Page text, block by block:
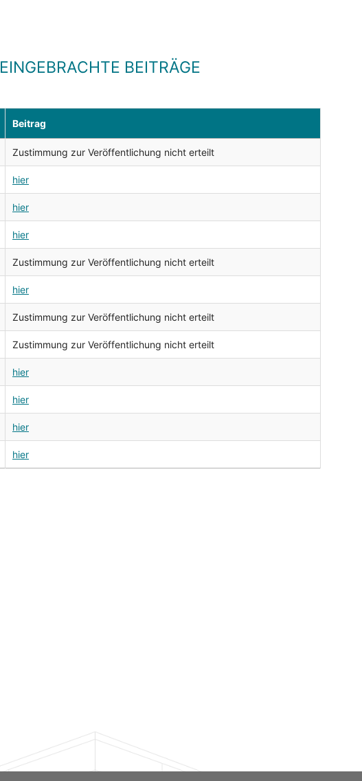
BEITRÄGE
Beitrag
Zustimmung zur Veröffentlichung nicht erteilt
hier
hier
hier
Zustimmung zur Veröffentlichung nicht erteilt
hier
Zustimmung zur Veröffentlichung nicht erteilt
Zustimmung zur Veröffentlichung nicht erteilt
hier
hier
hier
hier